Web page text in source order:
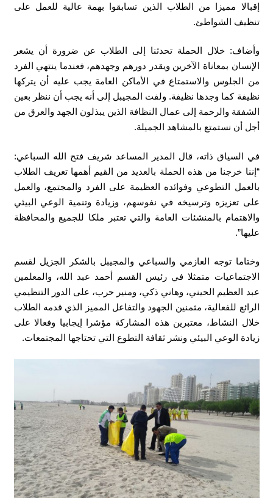
إقبالا مميزا من الطلاب الذين تسابقوا بهمة عالية للعمل على
تنظيف الشواطئ.
وأضاف: خلال الحملة تحدثنا إلى الطلاب عن ضرورة أن يشعر
الإنسان بمعاناة الآخرين ويقدر دورهم وجهدهم، فعندما ينتهي الفرد
من الجلوس والاستمتاع في الأماكن العامة يجب عليه أن يتركها
نظيفة كما وجدها نظيفة. ولفت المجيبل إلى أنه يجب أن ننظر بعين
الشفقة والرحمة إلى عمال النظافة الذين يبذلون الجهد والعرق من
أجل أن نستمتع بالمشاهد الجميلة.
في السياق ذاته، قال المدير المساعد شريف فتح الله السباعي:
“إننا خرجنا من هذه الحملة بالعديد من القيم أهمها تعريف الطلاب
بالعمل التطوعي وفوائده العظيمة على الفرد والمجتمع، والعمل
على تعزيزه وترسيخه في نفوسهم، وزيادة وتنمية الوعي البيئي
والاهتمام بالمنشئات العامة والتي تعتبر ملكا للجميع والمحافظة
عليها”.
وختاما توجه العازمي والسباعي والمجيبل بالشكر الجزيل لقسم
الاجتماعيات متمثلا في رئيس القسم أحمد عبد الله، والمعلمين
عبد العظيم الحيني، وهاني ذكي، ومنير حرب، على الدور التنظيمي
الرائع للفعالية، مثمنين الجهود والتفاعل المميز الذي قدمه الطلاب
خلال النشاط، معتبرين هذه المشاركة مؤشرا إيجابيا وفعالا على
زيادة الوعي البيئي ونشر ثقافة التطوع التي تحتاجها المجتمعات.